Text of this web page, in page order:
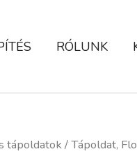
RÓLUNK
tápoldatok / Tápoldat,